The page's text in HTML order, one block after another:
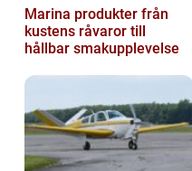
Marina produkter från
kustens råvaror till
hållbar smakupplevelse